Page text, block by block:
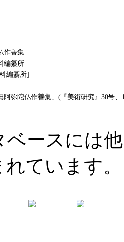
作善集
編纂所
編纂所]
阿弥陀仏作善集」(『美術研究』30号、
ベースには
ています。